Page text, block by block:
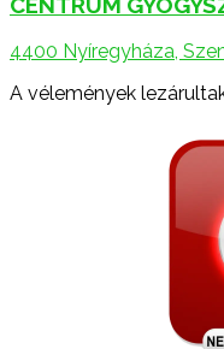
4400 Nyíregyháza,
A vélemények